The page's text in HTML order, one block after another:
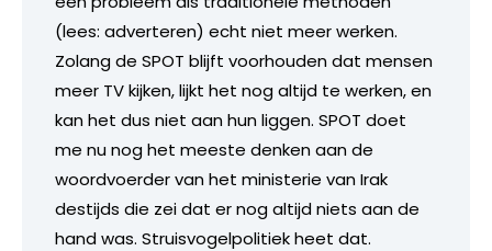
(lees: adverteren) echt niet meer werken.
Zolang de SPOT blijft voorhouden dat mensen
meer TV kijken, lijkt het nog altijd te werken, en
kan het dus niet aan hun liggen. SPOT doet
me nu nog het meeste denken aan de
woordvoerder van het ministerie van Irak
destijds die zei dat er nog altijd niets aan de
hand was. Struisvogelpolitiek heet dat.